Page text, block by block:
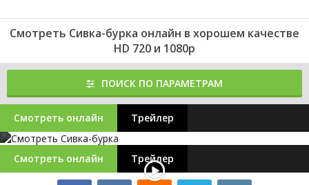
Смотреть Сивка-бурка онлайн в хорошем качестве
HD 720 и 1080p
ПОИСК ПО ПАРАМЕТРАМ
Смотреть онлайн Трейлер
Смотреть онлайн Трейлер